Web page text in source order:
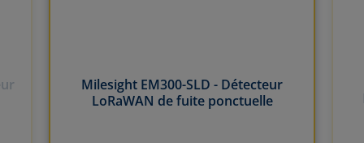
Milesight EM300-SLD - Détecteur
LoRaWAN de fuite ponctuelle